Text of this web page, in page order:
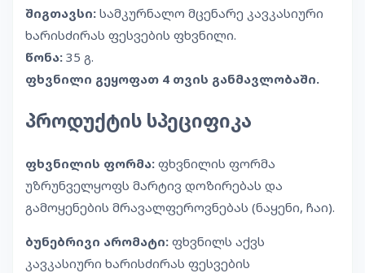
შიგთავსი: სამკურნალო მცენარე კავკასიური
ხარისძირას ფესვების ფხვნილი.
წონა: 35 გ.
ფხვნილი გეყოფათ 4 თვის განმავლობაში.
პროდუქტის სპეციფიკა
ფხვნილის ფორმა: ფხვნილის ფორმა
უზრუნველყოფს მარტივ დოზირებას და
გამოყენების მრავალფეროვნებას (ნაყენი, ჩაი).
ბუნებრივი არომატი: ფხვნილს აქვს
კავკასიური ხარისძირას ფესვების